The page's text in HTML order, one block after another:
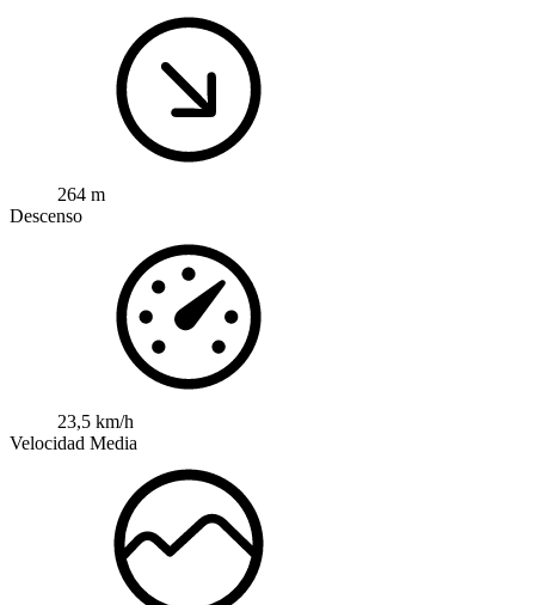
264 m
Descenso
23,5 km/h
Velocidad Media